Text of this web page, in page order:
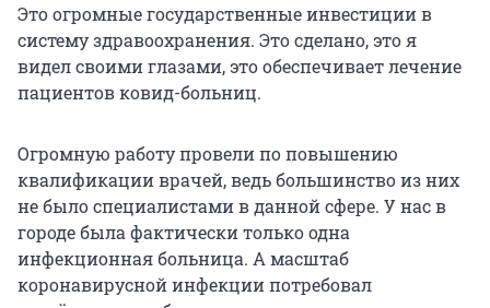
Это огромные государственные инвестиции в
систему здравоохранения. Это сделано, это я
видел своими глазами, это обеспечивает лечение
пациентов ковид-больниц.
Огромную работу провели по повышению
квалификации врачей, ведь большинство из них
не было специалистами в данной сфере. У нас в
городе была фактически только одна
инфекционная больница. А масштаб
коронавирусной инфекции потребовал